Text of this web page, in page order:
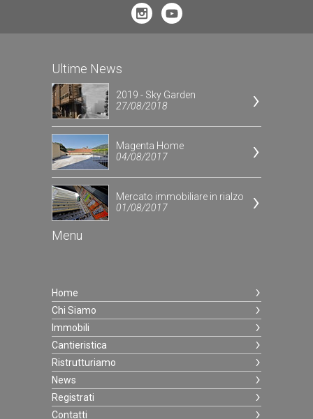
Ultime News
2019 - Sky Garden
27/08/2018
Magenta Home
04/08/2017
Mercato immobiliare in rialzo
01/08/2017
Menu
Home
Chi Siamo
Immobili
Cantieristica
Ristrutturiamo
News
Registrati
Contatti